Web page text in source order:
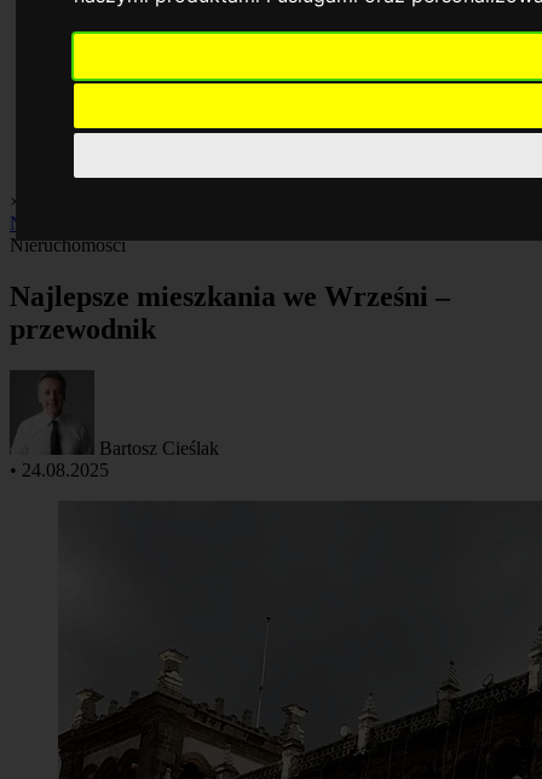
×
Nieruchomości
Nieruchomości
Najlepsze mieszkania we Wrześni –
przewodnik
Bartosz Cieślak
• 24.08.2025